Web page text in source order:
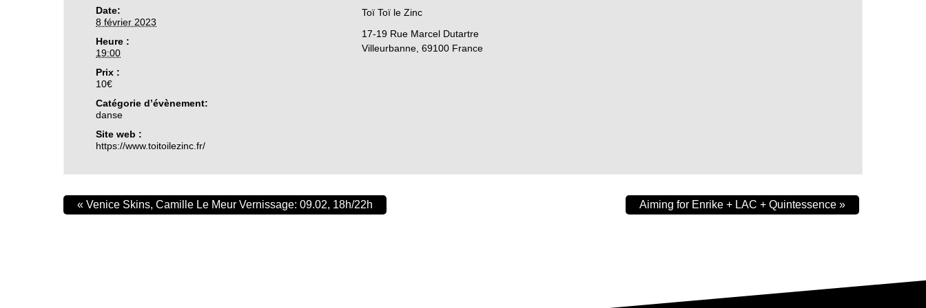
Date:
8 février 2023
Heure :
19:00
Prix :
10€
Catégorie d’évènement:
danse
Site web :
https://www.toitoilezinc.fr/
Toï Toï le Zinc
17-19 Rue Marcel Dutartre
Villeurbanne 69100 France
« Venice Skins, Camille Le Meur Vernissage: 09.02, 18h/22h Aiming for Enrike + LAC + Quintessence »